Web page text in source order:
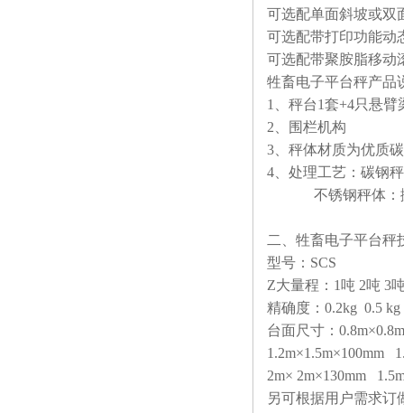
可选配单面斜坡或双
可选配带打印功能动
可选配带聚胺脂移动
牲畜电子平台秤产品
1、秤台1套+4只悬
2、围栏机构
3、秤体材质为优质
4、处理工艺：碳钢
不锈钢秤体：
二、牲畜电子平台秤
型号：SCS
Z大量程：1吨 2吨 3
精确度：0.2kg 0.5
台面尺寸：
1.2m×1.5m×100mm
2m× 2m×130mm
另可根据用户需求订